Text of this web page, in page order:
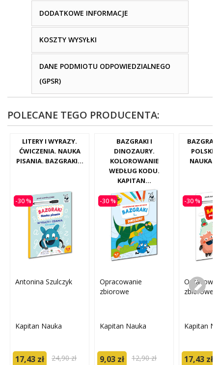
DODATKOWE INFORMACJE
KOSZTY WYSYŁKI
DANE PODMIOTU ODPOWIEDZIALNEGO
(GPSR)
POLECANE TEGO PRODUCENTA:
LITERY I WYRAZY.
ĆWICZENIA. NAUKA
PISANIA. BAZGRAKI...
-30 %
Antonina Szulczyk
Kapitan Nauka
17,43 zł 24,90 zł
BAZGRAKI I
DINOZAURY.
KOLOROWANIE
WEDŁUG KODU.
KAPITAN...
-30 %
Opracowanie
zbiorowe
Kapitan Nauka
9,03 zł 12,90 zł
POLSKĘ.
NAUKA.
-30 %
zbiorowe
Kapitan
17,43 zł